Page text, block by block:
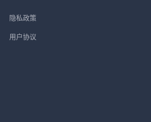
隐私政策
用户协议